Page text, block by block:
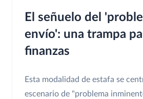
El señuelo del
envío': una trampa
finanzas
Esta modalidad de estafa se
escenario de "problema